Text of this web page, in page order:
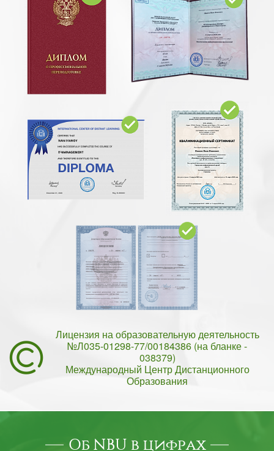
Лицензия на образовательную деятельность
№Л035-01298-77/00184386 (на бланке -
038379)
Международный Центр Дистанционного
Образования
Об NBU в цифрах